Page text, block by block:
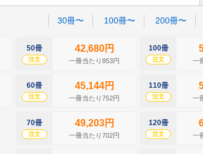
30冊〜 100冊〜 200冊〜
50冊
注文
42,680円
一冊当たり853円
60冊
注文
45,144円
一冊当たり752円
70冊
注文
49,203円
一冊当たり702円
100冊
注文 一
110冊
注文 一
120冊
注文 一